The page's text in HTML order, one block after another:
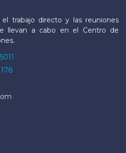
el trabajo directo y las reuniones
llevan a cabo en el Centro de